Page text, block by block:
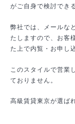
がご自身で検討でき
弊社では、メールな
たしますので、お客
た上で内覧・お申し
このスタイルで営業
ておりません。
高級賃貸東京が選ば